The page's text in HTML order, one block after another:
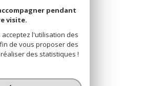
| Tous droits réservés
pendant
visite.
l'utilisation des
de vous proposer des
des statistiques !